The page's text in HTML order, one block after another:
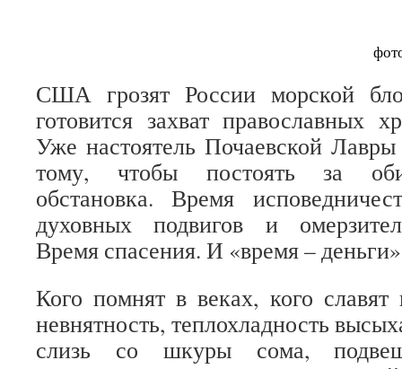
США грозят России морской
готовится захват православных
Уже настоятель Почаевской Лавры
тому, чтобы постоять за
обстановка. Время
духовных подвигов и
Время спасения. И «время –
Кого помнят в веках, кого славят
невнятность, теплохладность
слизь со шкуры сома,